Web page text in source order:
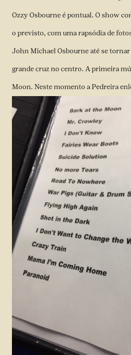
Ozzy Osbourne é pontual. O show
o previsto, com uma rapsódia de
John Michael Osbourne até se
grande cruz no centro. A primeira
Moon. Neste momento a Pedreira